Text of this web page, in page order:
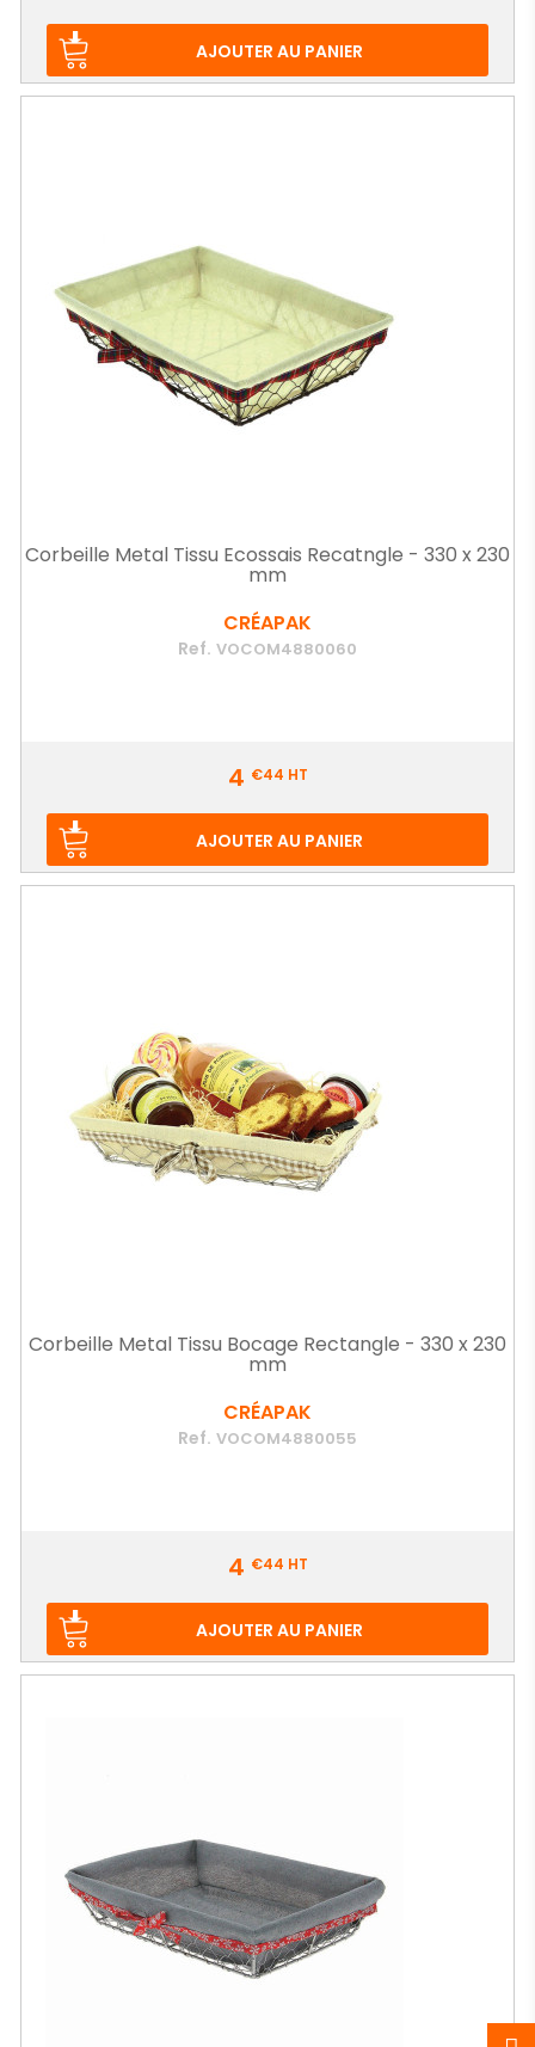
AJOUTER AU PANIER
Corbeille Metal Tissu Ecossais Recatngle - 330 x 230
mm
CRÉAPAK
Ref. VOCOM4880060
4 €44 HT
AJOUTER AU PANIER
Corbeille Metal Tissu Bocage Rectangle - 330 x 230
mm
CRÉAPAK
Ref. VOCOM4880055
4 €44 HT
AJOUTER AU PANIER